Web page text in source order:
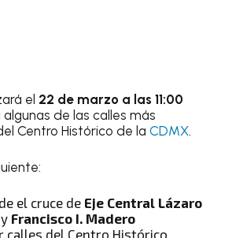
el 22 de marzo a las 11:00
de las calles más
Centro Histórico de laCDMX.
el cruce de Eje Central Lázaro
y Francisco I. Madero
calles del Centro Histórico